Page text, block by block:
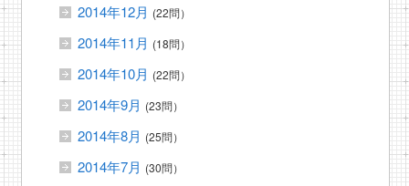
2014年12月 (22問）
2014年11月 (18問）
2014年10月 (22問）
2014年9月 (23問）
2014年8月 (25問）
2014年7月 (30問）